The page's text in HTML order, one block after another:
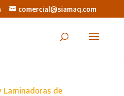
comercial@siamaq.com
Laminadoras de